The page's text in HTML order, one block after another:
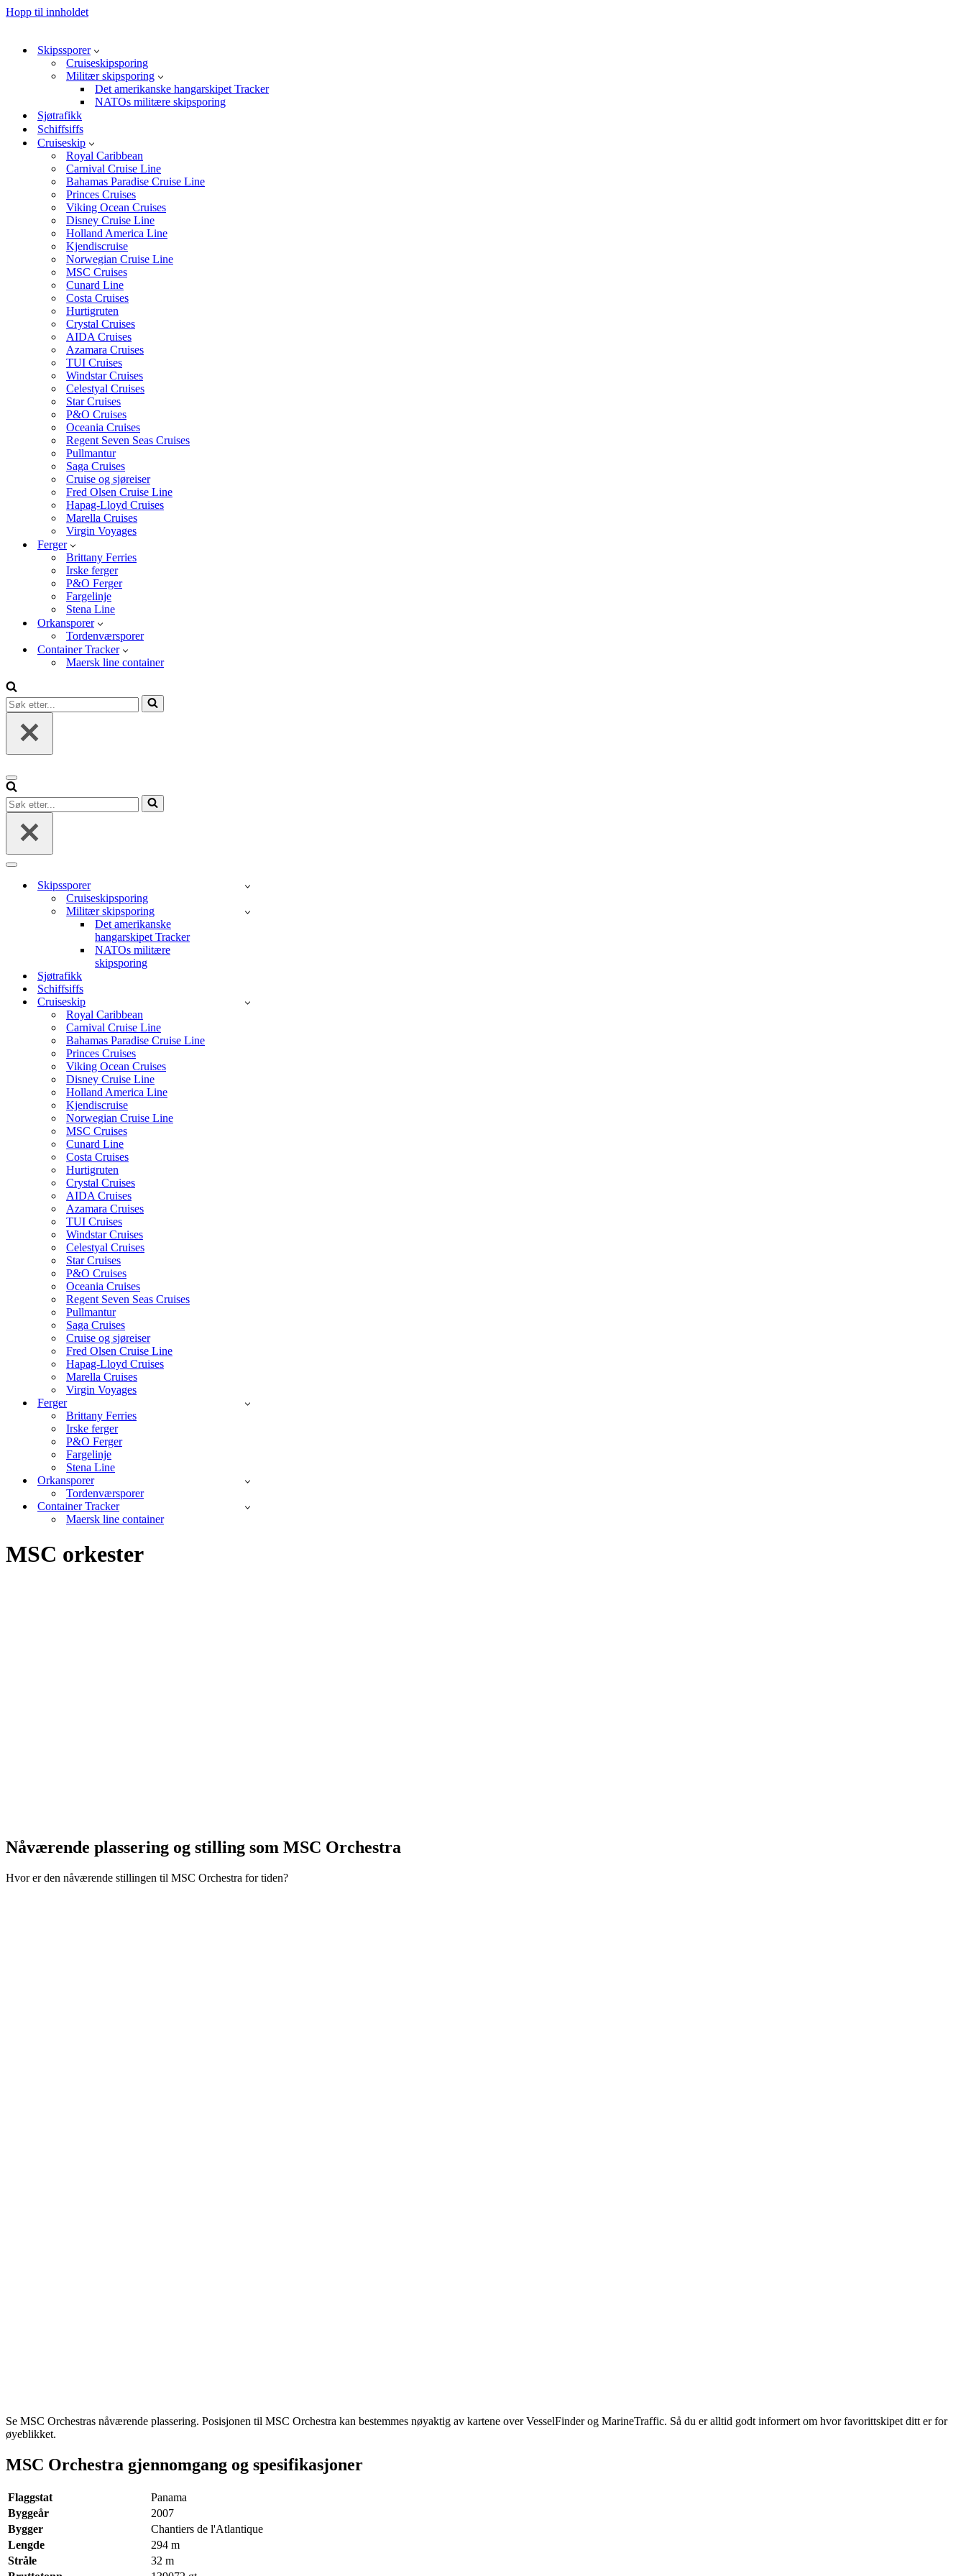
Hopp til innholdet
Skipssporer
Cruiseskipsporing
Militær skipsporing
Det amerikanske hangarskipet Tracker
NATOs militære skipsporing
Sjøtrafikk
Schiffsiffs
Cruiseskip
Royal Caribbean
Carnival Cruise Line
Bahamas Paradise Cruise Line
Princes Cruises
Viking Ocean Cruises
Disney Cruise Line
Holland America Line
Kjendiscruise
Norwegian Cruise Line
MSC Cruises
Cunard Line
Costa Cruises
Hurtigruten
Crystal Cruises
AIDA Cruises
Azamara Cruises
TUI Cruises
Windstar Cruises
Celestyal Cruises
Star Cruises
P&O Cruises
Oceania Cruises
Regent Seven Seas Cruises
Pullmantur
Saga Cruises
Cruise og sjøreiser
Fred Olsen Cruise Line
Hapag-Lloyd Cruises
Marella Cruises
Virgin Voyages
Ferger
Brittany Ferries
Irske ferger
P&O Ferger
Fargelinje
Stena Line
Orkansporer
Tordenværsporer
Container Tracker
Maersk line container
Søk
etter...
Navigasjonsmeny
Søk
etter...
Navigasjonsmeny
Skipssporer
Cruiseskipsporing
Militær skipsporing
Det amerikanske
hangarskipet Tracker
NATOs militære
skipsporing
Sjøtrafikk
Schiffsiffs
Cruiseskip
Royal Caribbean
Carnival Cruise Line
Bahamas Paradise Cruise Line
Princes Cruises
Viking Ocean Cruises
Disney Cruise Line
Holland America Line
Kjendiscruise
Norwegian Cruise Line
MSC Cruises
Cunard Line
Costa Cruises
Hurtigruten
Crystal Cruises
AIDA Cruises
Azamara Cruises
TUI Cruises
Windstar Cruises
Celestyal Cruises
Star Cruises
P&O Cruises
Oceania Cruises
Regent Seven Seas Cruises
Pullmantur
Saga Cruises
Cruise og sjøreiser
Fred Olsen Cruise Line
Hapag-Lloyd Cruises
Marella Cruises
Virgin Voyages
Ferger
Brittany Ferries
Irske ferger
P&O Ferger
Fargelinje
Stena Line
Orkansporer
Tordenværsporer
Container Tracker
Maersk line container
MSC orkester
Nåværende plassering og stilling som MSC Orchestra
Hvor er den nåværende stillingen til MSC Orchestra for tiden?
Se MSC Orchestras nåværende plassering. Posisjonen til MSC Orchestra kan bestemmes nøyaktig av kartene over VesselFinder og MarineTraffic. Så du er alltid godt informert om hvor favorittskipet ditt er for
øyeblikket.
MSC Orchestra gjennomgang og spesifikasjoner
Flaggstat
Panama
Byggeår
2007
Bygger
Chantiers de l'Atlantique
Lengde
294 m
Stråle
32 m